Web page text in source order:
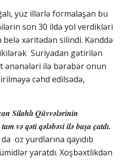
yüz illərlə formalaşan bu
son 30 ildə yol verdikləri
xəritədən silindi. Kənddə
Suriyadan gətirilən
ənənələri ilə bərabər onun
cəhd edilsədə,
Silahlı Qüvvələrinin
və qəti qələbəsi ilə başa çatdı.
oz yurdlarına qayıdıb
yaratdı. Xoşbəxtlikdən